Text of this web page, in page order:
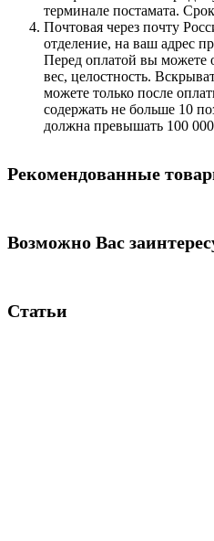
терминале постамата.
Почтовая через почту
отделение, на ваш адрес
Перед оплатой вы можете
вес, целостность.
можете только после
содержать не больше 10
должна превышать 100
Рекомендованные
Возможно Вас
Статьи